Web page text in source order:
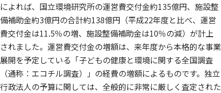
によれば、国立環境研究所の運営費交付金約135億円、施設整
備補助金約3億円の合計約138億円（平成22年度と比べ、運営
費交付金は11.5％の増、施設整備補助金は10％の減）が計上
されました。運営費交付金の増額は、来年度から本格的な事業
展開を予定している「子どもの健康と環境に関する全国調査
（通称：エコチル調査）」の経費の増額によるものです。独立
行政法人の予算に関しては、全般的に非常に厳しく査定された